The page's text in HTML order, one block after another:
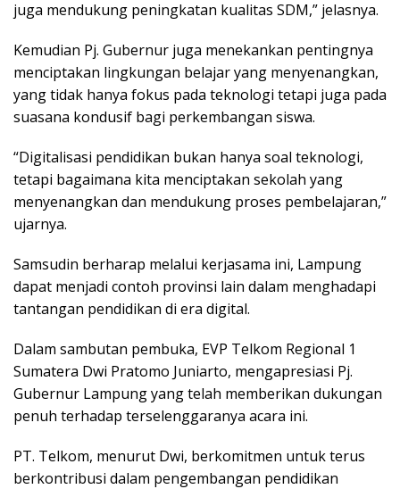
juga mendukung peningkatan kualitas SDM,” jelasnya.
Kemudian Pj. Gubernur juga menekankan pentingnya
menciptakan lingkungan belajar yang menyenangkan,
yang tidak hanya fokus pada teknologi tetapi juga pada
suasana kondusif bagi perkembangan siswa.
“Digitalisasi pendidikan bukan hanya soal teknologi,
tetapi bagaimana kita menciptakan sekolah yang
menyenangkan dan mendukung proses pembelajaran,”
ujarnya.
Samsudin berharap melalui kerjasama ini, Lampung
dapat menjadi contoh provinsi lain dalam menghadapi
tantangan pendidikan di era digital.
Dalam sambutan pembuka, EVP Telkom Regional 1
Sumatera Dwi Pratomo Juniarto, mengapresiasi Pj.
Gubernur Lampung yang telah memberikan dukungan
penuh terhadap terselenggaranya acara ini.
PT. Telkom, menurut Dwi, berkomitmen untuk terus
berkontribusi dalam pengembangan pendidikan